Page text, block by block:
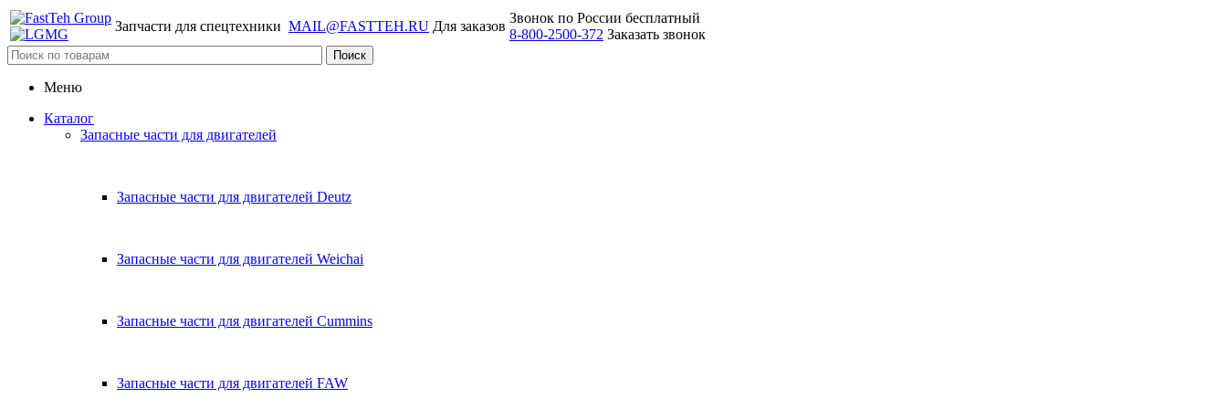
Запчасти для спецтехники MAIL@FASTTEH.RU Для заказов
Звонок по России бесплатный
8-800-2500-372 Заказать звонок
Меню
Каталог
Запасные части для двигателей
Запасные части для двигателей Deutz
Запасные части для двигателей Weichai
Запасные части для двигателей Cummins
Запасные части для двигателей FAW